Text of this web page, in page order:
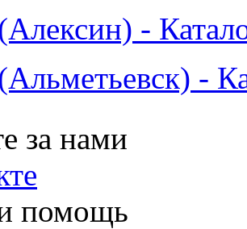
-
-
за нами
помощь